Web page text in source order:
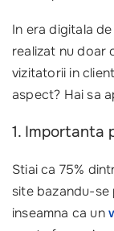
In era digitala
realizat nu doar
vizitatorii in
aspect? Hai sa
1. Importanta
Stiai ca 75%
site bazandu-se
inseamna ca un